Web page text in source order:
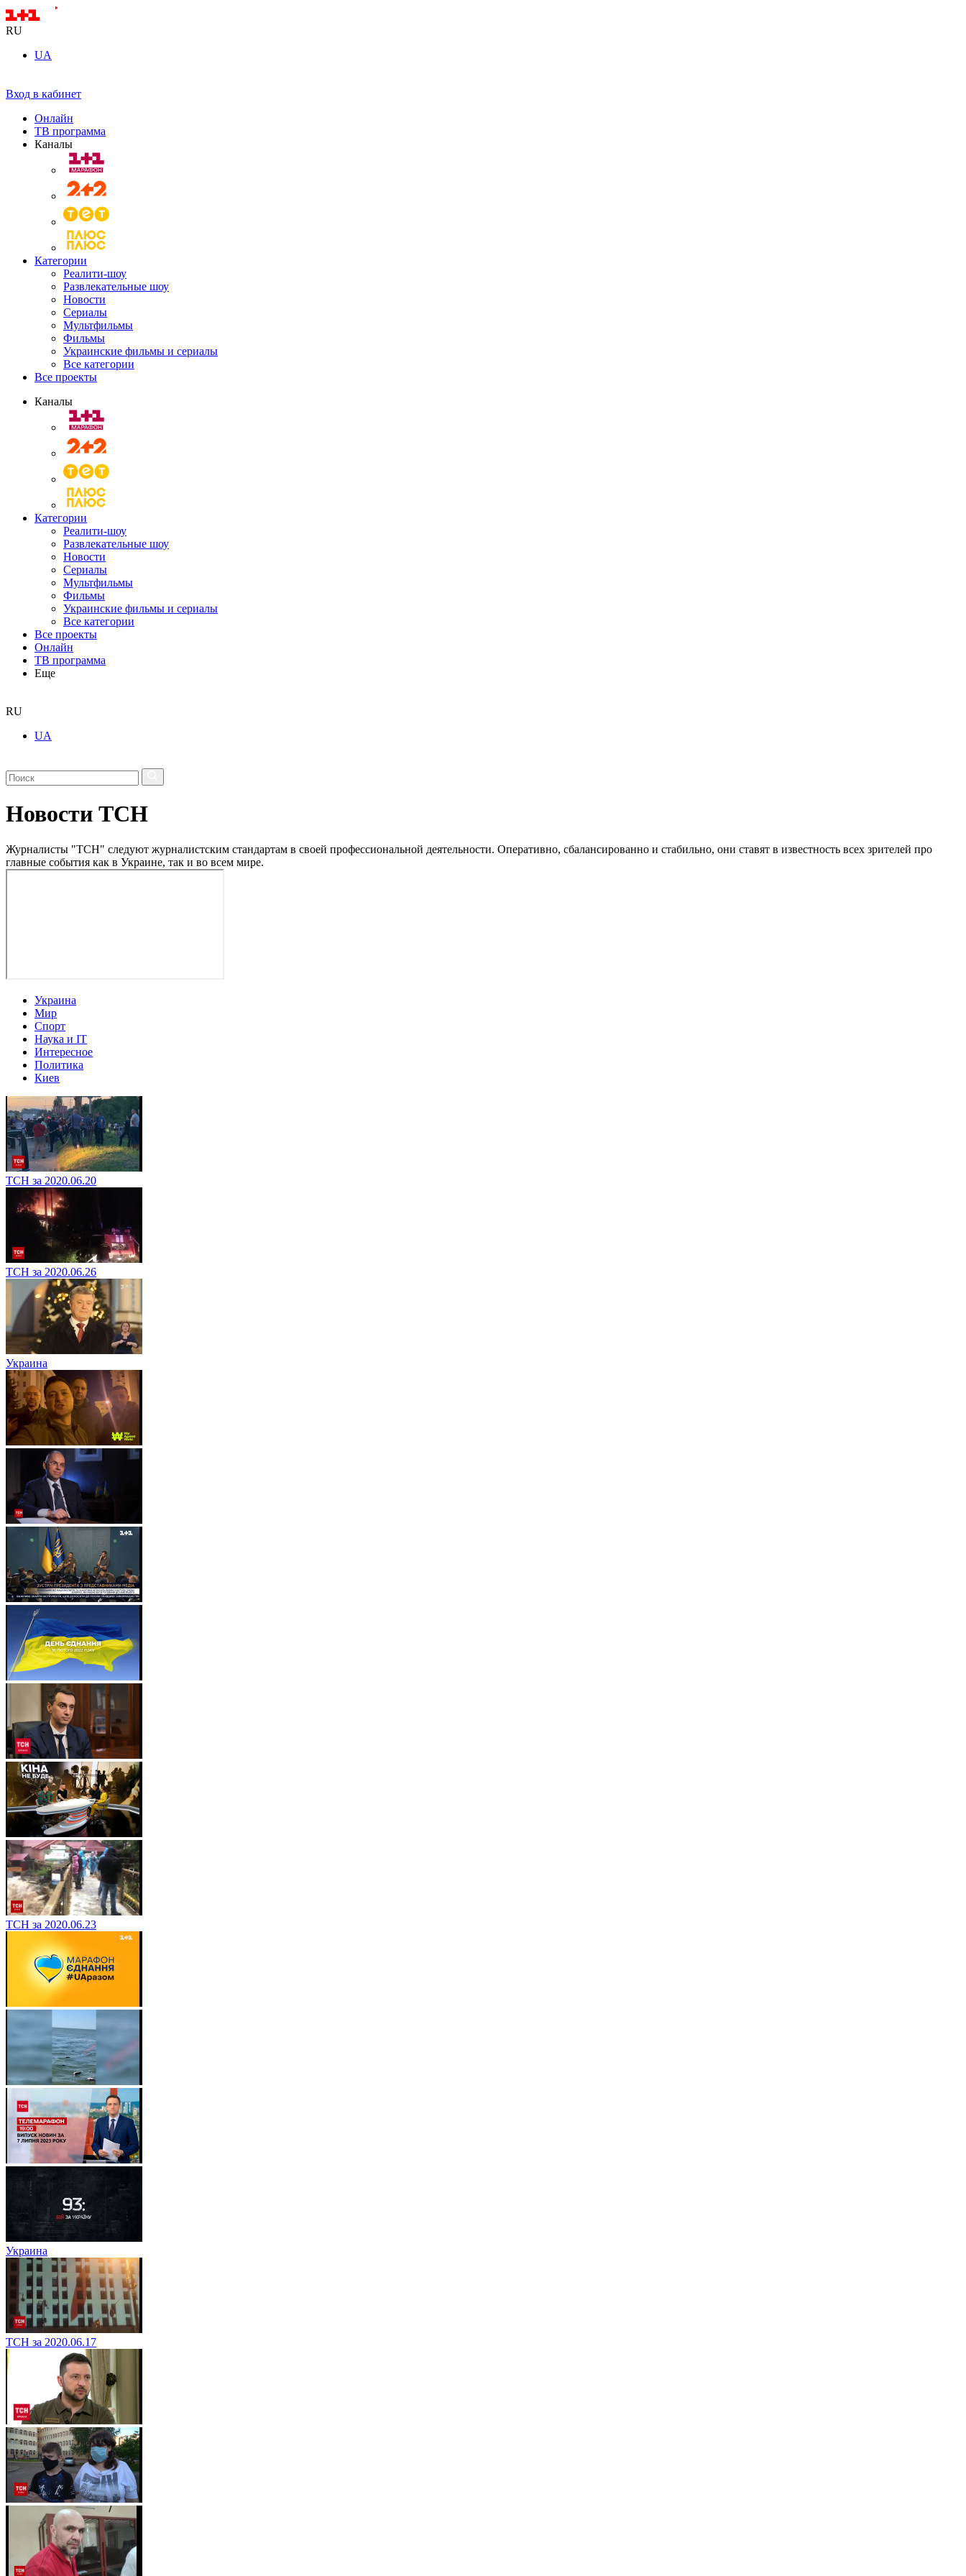
RU
UA
Вход в кабинет
Онлайн
ТВ программа
Каналы
Категории
Реалити-шоу
Развлекательные шоу
Новости
Сериалы
Мультфильмы
Фильмы
Украинские фильмы и сериалы
Все категории
Все проекты
Каналы
Категории
Реалити-шоу
Развлекательные шоу
Новости
Сериалы
Мультфильмы
Фильмы
Украинские фильмы и сериалы
Все категории
Все проекты
Онлайн
ТВ программа
Еще
RU
UA
Новости ТСН
Журналисты "ТСН" следуют журналистским стандартам в своей профессиональной деятельности. Оперативно, сбалансированно и стабильно, они ставят в известность всех зрителей про
главные события как в Украине, так и во всем мире.
Украина
Мир
Спорт
Наука и IT
Интересное
Политика
Киев
ТСН за 2020.06.20
ТСН за 2020.06.26
Украина
ТСН за 2020.06.23
Украина
ТСН за 2020.06.17